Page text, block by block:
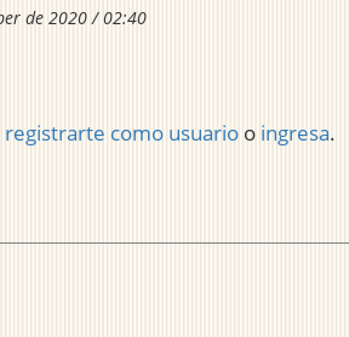
de 2020 / 02:40
registrarte como usuario o ingresa.